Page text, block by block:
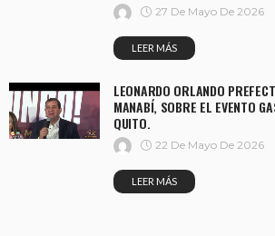
27 De Mayo De 2026
LEER MÁS
LEONARDO ORLANDO
MANABÍ, SOBRE EL EVENTO
QUITO.
22 De Mayo De 2026
LEER MÁS